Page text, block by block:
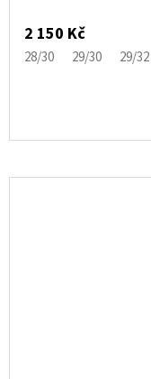
2 150 Kč
28/30 29/30 29/32